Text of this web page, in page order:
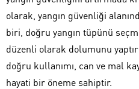
olarak, yangın güvenliği
biri, doğru yangın tüpünü
düzenli olarak dolumunu
doğru kullanımı, can ve mal
hayati bir öneme sahiptir.